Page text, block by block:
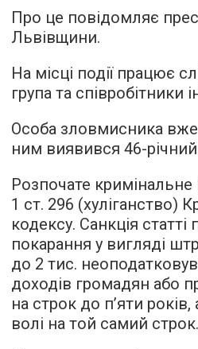
Про це повідомляє
Львівщини.
На місці події працює
група та співробітники
Особа зловмисника
ним виявився 46-річний
Розпочате
1 ст. 296 (хуліганство)
кодексу. Санкція статті
покарання у вигляді
до 2 тис.
доходів громадян або
на строк до п’яти
волі на той самий строк.